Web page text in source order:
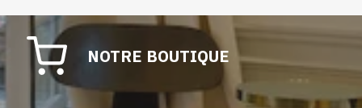
NOTRE BOUTIQUE